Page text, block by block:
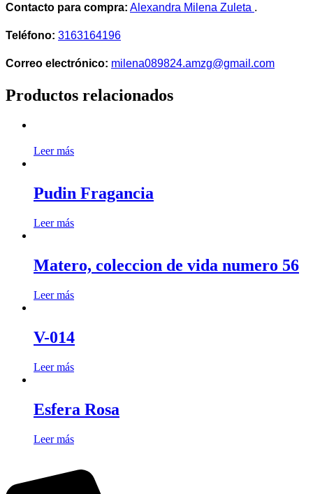
Contacto para compra: Alexandra Milena Zuleta .
Teléfono: 3163164196
Correo electrónico: milena089824.amzg@gmail.com
Productos relacionados
Leer más
Pudin Fragancia
Leer más
Matero, coleccion de vida numero 56
Leer más
V-014
Leer más
Esfera Rosa
Leer más